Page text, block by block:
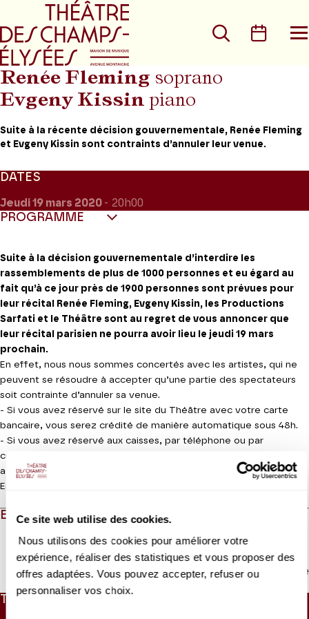
Ce site web utilise des cookies.
Nous utilisons des cookies pour améliorer votre
expérience, réaliser des statistiques et vous proposer des
offres adaptées. Vous pouvez accepter, refuser ou
personnaliser vos choix.
Aller au menu principal
Rechercher
Renée Fleming soprano
Evgeny Kissin piano
Suite à la récente décision gouvernementale, Renée Fleming
et Evgeny Kissin sont contraints d’annuler leur venue.
DATES
Jeudi 19 mars 2020 - 20h00
PROGRAMME
Suite à la décision gouvernementale d’interdire les
rassemblements de plus de 1000 personnes et eu égard au
fait qu’à ce jour près de 1900 personnes sont prévues pour
leur récital Renée Fleming, Evgeny Kissin, les Productions
Sarfati et le Théâtre sont au regret de vous annoncer que
leur récital parisien ne pourra avoir lieu le jeudi 19 mars
prochain.
En effet, nous nous sommes concertés avec les artistes, qui ne
peuvent se résoudre à accepter qu’une partie des spectateurs
soit contrainte d’annuler sa venue.
- Si vous avez réservé sur le site du Théâtre avec votre carte
bancaire, vous serez crédité de manière automatique sous 48h.
- Si vous avez réservé aux caisses, par téléphone ou par
correspondance, un chèque de remboursement vous sera
adressé dans les meilleurs délais.
En vous remerciant de votre compréhension.
EN QUELQUES MOTS
Lire la suite
TARIFS